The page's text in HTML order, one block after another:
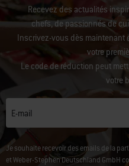
Recevez des actualités
chefs, de passionnés de
Inscrivez-vous dès maintenant
votre
Le code de réduction peut
votre
E-mail
Je souhaite recevoir des emails de la
et Weber-Stephen Deutschland GmbH